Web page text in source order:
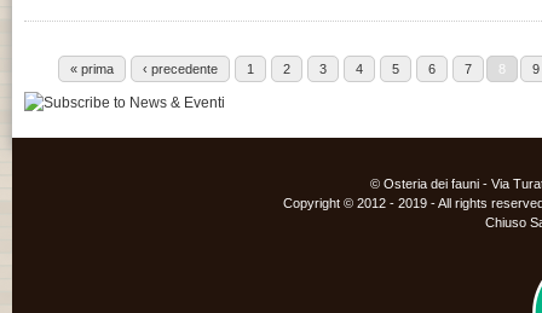
« prima ‹ precedente 1 2 3 4 5 6 7 8 9
© Osteria dei fauni - Via
Copyright © 2012 - 2019 - All rights
Chiuso